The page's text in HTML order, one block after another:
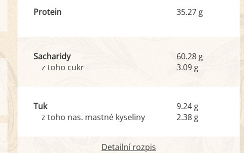
Protein 35.27 g
Sacharidy
z toho cukr
60.28 g
3.09 g
Tuk
z toho nas. mastné kyseliny
9.24 g
2.38 g
Detailní rozpis